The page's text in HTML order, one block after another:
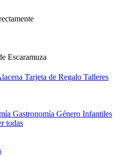
Tarjeta de Regalo Talleres
Gastronomía Género Infantiles
todas